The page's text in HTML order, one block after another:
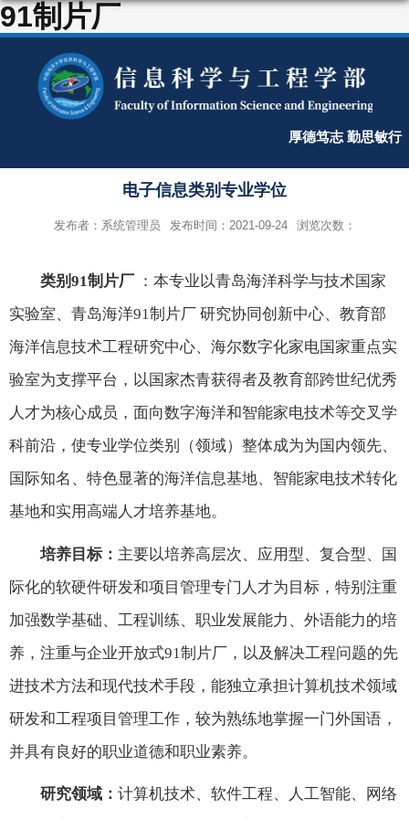
91制片厂
厚德笃志 勤思敏行
电子信息类别专业学位
发布者：系统管理员 发布时间：2021-09-24 浏览次数：
类别91制片厂 ： 本专业以青岛海洋科学与技术国家
实验室、青岛海洋91制片厂 研究协同创新中心、教育部
海洋信息技术工程研究中心、海尔数字化家电国家重点实
验室为支撑平台，以国家杰青获得者及教育部跨世纪优秀
人才为核心成员，面向数字海洋和智能家电技术等交叉学
科前沿，使专业学位类别（领域）整体成为为国内领先、
国际知名、特色显著的海洋信息基地、智能家电技术转化
基地和实用高端人才培养基地。
培养目标： 主要以培养高层次、应用型、复合型、国
际化的软硬件研发和项目管理专门人才为目标，特别注重
加强数学基础、工程训练、职业发展能力、外语能力的培
养，注重与企业开放式91制片厂，以及解决工程问题的先
进技术方法和现代技术手段，能独立承担计算机技术领域
研发和工程项目管理工作，较为熟练地掌握一门外国语，
并具有良好的职业道德和职业素养。
研究领域： 计算机技术、软件工程、人工智能、网络